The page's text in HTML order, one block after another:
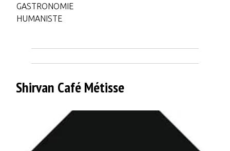
GASTRONOMIE
HUMANISTE
Shirvan Café Métisse